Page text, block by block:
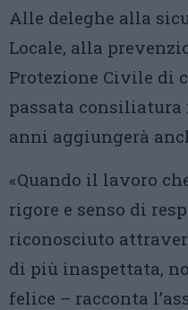
Alle deleghe alla
Locale, alla
Protezione Civile di
passata
anni aggiungerà
«Quando il lavoro
rigore e senso di
riconosciuto
di più inaspettata,
felice – racconta